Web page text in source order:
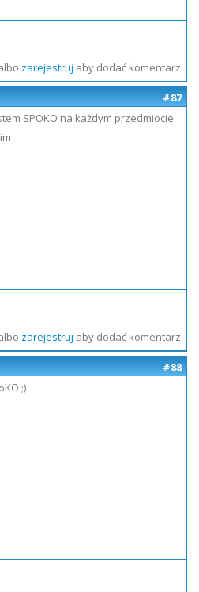
zarejestruj aby dodać komentarz
#87
SPOKO na każdym przedmiocie
zarejestruj aby dodać komentarz
#88
;)